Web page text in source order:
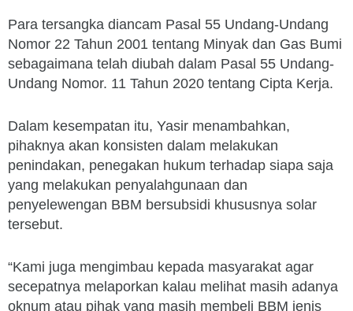
Para tersangka diancam Pasal 55 Undang-Undang
Nomor 22 Tahun 2001 tentang Minyak dan Gas Bumi
sebagaimana telah diubah dalam Pasal 55 Undang-
Undang Nomor. 11 Tahun 2020 tentang Cipta Kerja.
Dalam kesempatan itu, Yasir menambahkan,
pihaknya akan konsisten dalam melakukan
penindakan, penegakan hukum terhadap siapa saja
yang melakukan penyalahgunaan dan
penyelewengan BBM bersubsidi khususnya solar
tersebut.
“Kami juga mengimbau kepada masyarakat agar
secepatnya melaporkan kalau melihat masih adanya
oknum atau pihak yang masih membeli BBM jenis